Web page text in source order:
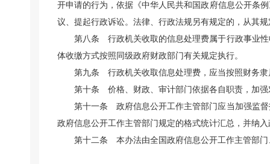
开申请的行为，依据《中华人民共和国政府信息公开条
议、提起行政诉讼。法律、行政法规另有规定的，从其规
第八条 行政机关收取的信息处理费属于行政事业
体收缴方式按照同级政府财政部门有关规定执行。
第九条 行政机关收取信息处理费，应当按照财务
第十条 价格、财政、审计部门依据各自职责，加
第十一条 政府信息公开工作主管部门应当加强监
政府信息公开工作主管部门规定的格式统计汇总，并纳
第十二条 本办法由全国政府信息公开工作主管部